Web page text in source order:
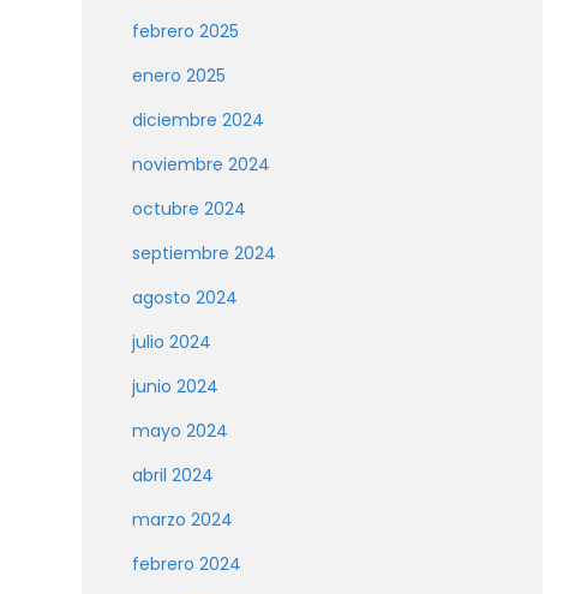
febrero 2025
enero 2025
diciembre 2024
noviembre 2024
octubre 2024
septiembre 2024
agosto 2024
julio 2024
junio 2024
mayo 2024
abril 2024
marzo 2024
febrero 2024